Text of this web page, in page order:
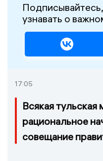
узнавать о
17:05
Всякая тульская
рациональное
совещание